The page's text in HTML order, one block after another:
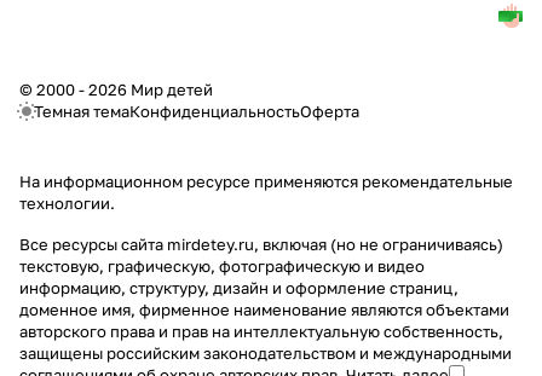
© 2000 - 2026 Мир детей
Темная темаКонфиденциальностьОферта
На информационном ресурсе применяются рекомендательные
технологии.
Все ресурсы сайта mirdetey.ru, включая (но не ограничиваясь)
текстовую, графическую, фотографическую и видео
информацию, структуру, дизайн и оформление страниц,
доменное имя, фирменное наименование являются объектами
авторского права и прав на интеллектуальную собственность,
защищены российским законодательством и международными